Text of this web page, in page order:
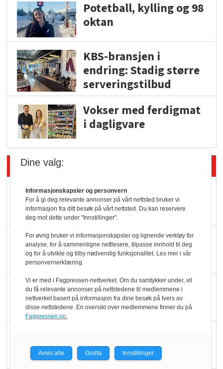
Potetball, kylling og 98
oktan
KBS-bransjen i
endring: Stadig større
serveringstilbud
Vokser med ferdigmat
i dagligvare
Siste artikler - Butikk i praksis
Rema-flaggskip
dundrer videre
Slik opprettholdes
ølsalget
Færre varer, men fulle
hyller
Dine valg:
Informasjonskapsler og personvern
For å gi deg relevante annonser på vårt nettsted bruker vi
informasjon fra ditt besøk på vårt nettsted. Du kan reservere
deg mot dette under "Innstillinger".
For øvrig bruker vi informasjonskapsler og lignende verktøy for
analyse, for å sammenligne nettlesere, tilpasse innhold til deg
og for å utvikle og tilby nødvendig funksjonalitet. Les mer i vår
personvernerklæring.
Vi er med i Fagpressen-nettverket. Om du samtykker under, vil
du få relevante annonser på nettstedene til medlemmene i
nettverket basert på informasjon fra dine besøk på tvers av
disse nettstedene. En oversikt over medlemmene finner du på
Fagpressen.no.
Avvis alle Godta Innstillinger